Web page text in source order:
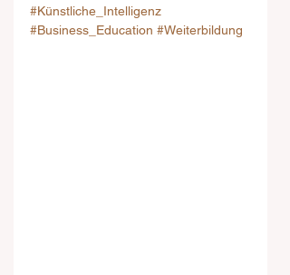
#Künstliche_Intelligenz
#Business_Education #Weiterbildung